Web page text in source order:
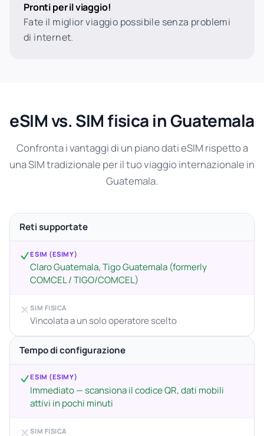
Pronti per il viaggio!
Fate il miglior viaggio possibile senza problemi
di internet.
eSIM vs. SIM fisica in Guatemala
Confronta i vantaggi di un piano dati eSIM rispetto a
una SIM tradizionale per il tuo viaggio internazionale in
Guatemala.
Reti supportate
ESIM (ESIMY)
Claro Guatemala, Tigo Guatemala (formerly
COMCEL / TIGO/COMCEL)
SIM FISICA
Vincolata a un solo operatore scelto
Tempo di configurazione
ESIM (ESIMY)
Immediato — scansiona il codice QR, dati mobili
attivi in pochi minuti
SIM FISICA